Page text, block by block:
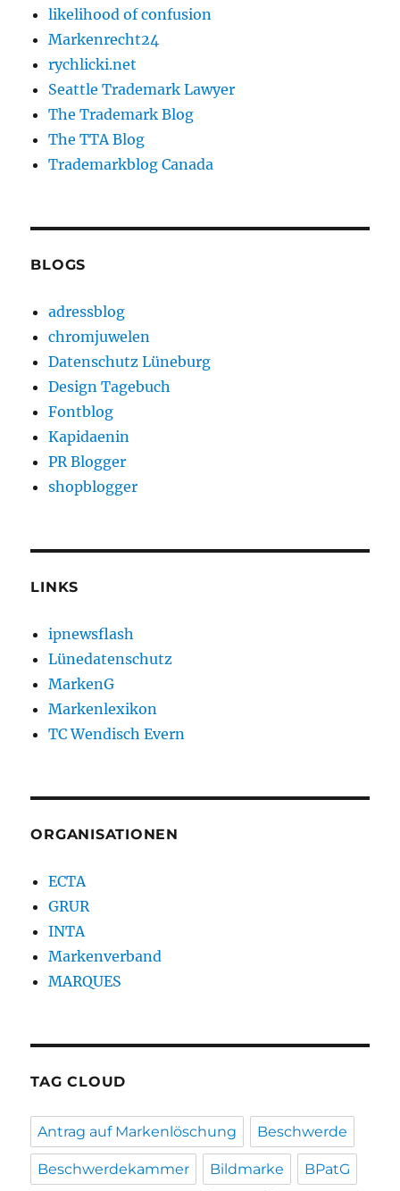
likelihood of confusion
Markenrecht24
rychlicki.net
Seattle Trademark Lawyer
The Trademark Blog
The TTA Blog
Trademarkblog Canada
BLOGS
adressblog
chromjuwelen
Datenschutz Lüneburg
Design Tagebuch
Fontblog
Kapidaenin
PR Blogger
shopblogger
LINKS
ipnewsflash
Lünedatenschutz
MarkenG
Markenlexikon
TC Wendisch Evern
ORGANISATIONEN
ECTA
GRUR
INTA
Markenverband
MARQUES
TAG CLOUD
Antrag auf Markenlöschung Beschwerde
Beschwerdekammer Bildmarke BPatG